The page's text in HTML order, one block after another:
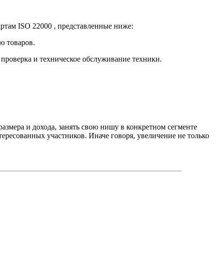
ISO 22000 , представленные ниже:
товаров.
и техническое обслуживание техники.
и дохода, занять свою нишу в конкретном сегменте
участников. Иначе говоря, увеличение не только